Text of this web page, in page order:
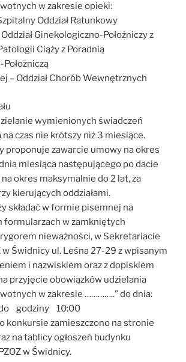
w zakresie opieki:
Oddział Ratunkowy
Ginekologiczno-Położniczy z
Ciąży z Poradnią
– Oddział Chorób Wewnętrznych
wymienionych świadczeń
czas nie krótszy niż 3 miesiące.
proponuje zawarcie umowy na okres
miesiąca następującego po dacie
okres maksymalnie do 2 lat, za
kierujących oddziałami.
składać w formie pisemnej na
formularzach w zamkniętych
nieważności, w Sekretariacie
w Świdnicy ul. Leśna 27-29 z wpisanym
i nazwiskiem oraz z dopiskiem
przyjęcie obowiązków udzielania
w zakresie …………..” do dnia:
godziny 10:00
konkursie zamieszczono na stronie
na tablicy ogłoszeń budynku
w Świdnicy.